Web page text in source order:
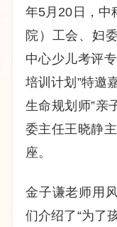
年5月 20日，中
院）工会、妇
中心少儿考评
培训计划”特邀
生命规划师”亲
委主任王晓静
座。
金子谦老师用
们介绍了“为了